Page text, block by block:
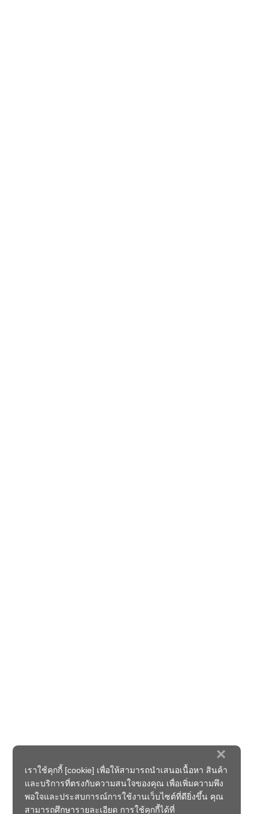
×
เราใช้คุกกี้ [cookie] เพื่อให้สามารถนำเสนอเนื้อหา สินค้า
และบริการที่ตรงกับความสนใจของคุณ เพื่อเพิ่มความพึง
พอใจและประสบการณ์การใช้งานเว็บไซต์ที่ดียิ่งขึ้น คุณ
สามารถศึกษารายละเอียด การใช้คุกกี้ได้ที่